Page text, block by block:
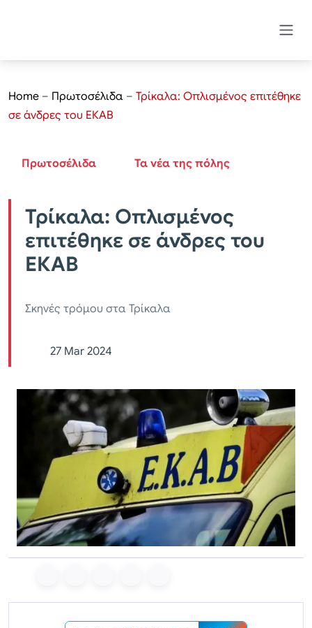
Home – Πρωτοσέλιδα – Τρίκαλα: Οπλισμένος επιτέθηκε
σε άνδρες του ΕΚΑΒ
Πρωτοσέλιδα Τα νέα της πόλης
Τρίκαλα: Οπλισμένος
επιτέθηκε σε άνδρες του
ΕΚΑΒ
Σκηνές τρόμου στα Τρίκαλα
27 Mar 2024